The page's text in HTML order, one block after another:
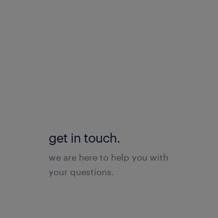
get in touch.
we are here to help you with
your questions.